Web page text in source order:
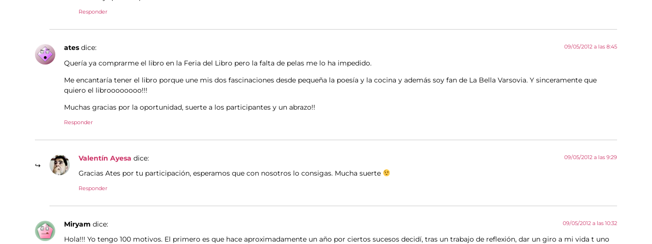
Responder
ates dice: 09/05/2012 a las 8:45
Quería ya comprarme el libro en la Feria del Libro pero la falta de pelas me lo ha impedido.
Me encantaría tener el libro porque une mis dos fascinaciones desde pequeña la poesía y la cocina y además soy fan de La Bella Varsovia. Y sinceramente que
quiero el libroooooooo!!!
Muchas gracias por la oportunidad, suerte a los participantes y un abrazo!!
Responder
Valentín Ayesa dice: 09/05/2012 a las 9:29
Gracias Ates por tu participación, esperamos que con nosotros lo consigas. Mucha suerte
Responder
Miryam dice: 09/05/2012 a las 10:32
Hola!!! Yo tengo 100 motivos. El primero es que hace aproximadamente un año por ciertos sucesos decidí, tras un trabajo de reflexión, dar un giro a mi vida t uno